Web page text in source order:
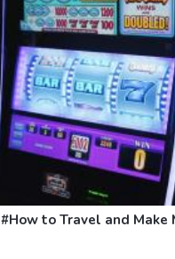
#How to Travel and Make